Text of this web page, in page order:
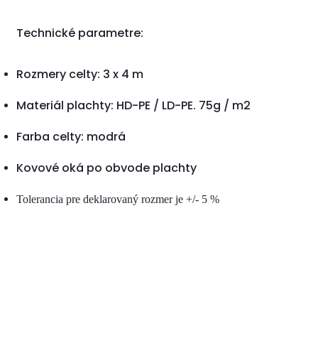
Technické parametre:
Rozmery celty: 3 x 4 m
Materiál plachty: HD-PE / LD-PE. 75g / m2
Farba celty: modrá
Kovové oká po obvode plachty
Tolerancia pre deklarovaný rozmer je +/- 5 %